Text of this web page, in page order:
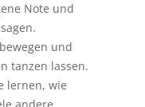
Note und
und
tanzen lassen.
lernen, wie